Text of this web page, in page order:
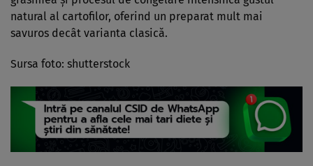
natural al cartofilor, oferind un preparat mult mai
savuros decât varianta clasică.
Sursa foto: shutterstock